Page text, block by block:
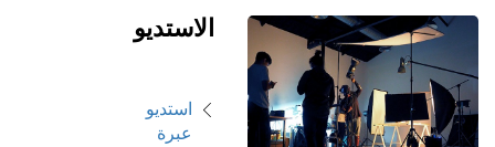
الاستديو
استديو
عبرة